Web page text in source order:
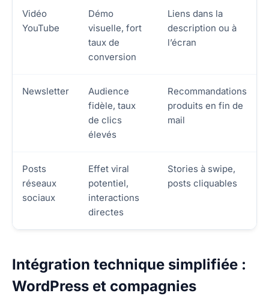
Vidéo
YouTube
Démo
visuelle, fort
taux de
conversion
Liens dans la
description ou à
l’écran
Newsletter
Audience
fidèle, taux
de clics
élevés
Recommandations
produits en fin de
mail
Posts
réseaux
sociaux
Effet viral
potentiel,
interactions
directes
Stories à swipe,
posts cliquables
Intégration technique simplifiée :
WordPress et compagnies